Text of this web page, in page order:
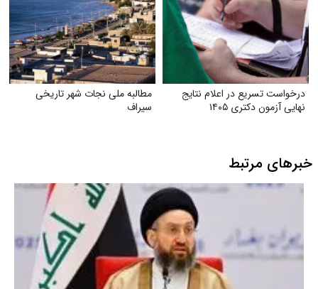
درخواست تسریع در اعلام نتایج
نهایی آزمون دکتری ۱۴۰۵
مطالبه ملی نجات شهر تاریخی
سیراف
خبرهای مرتبط